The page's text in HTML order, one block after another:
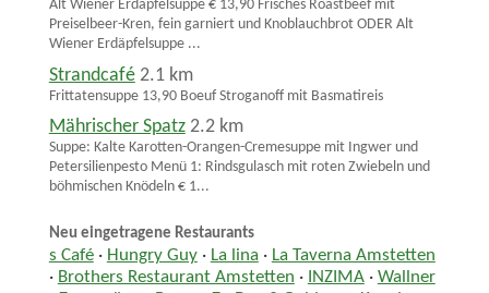
Alt Wiener Erdäpfelsuppe € 13,90 Frisches Roastbeef mit
Preiselbeer-Kren, fein garniert und Knoblauchbrot ODER Alt
Wiener Erdäpfelsuppe ...
Strandcafé 2.1 km
Frittatensuppe 13,90 Boeuf Stroganoff mit Basmatireis
Mährischer Spatz 2.2 km
Suppe: Kalte Karotten-Orangen-Cremesuppe mit Ingwer und
Petersilienpesto Menü 1: Rindsgulasch mit roten Zwiebeln und
böhmischen Knödeln € 1...
Neu eingetragene Restaurants
s Café· Hungry Guy· La lina · La Taverna Amstetten
· Brothers Restaurant Amstetten · INZIMA· Wallner